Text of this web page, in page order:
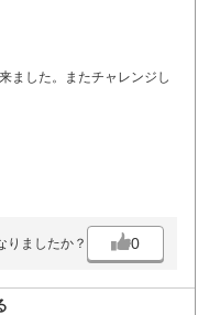
ました。またチャレンジし
りましたか？ 0